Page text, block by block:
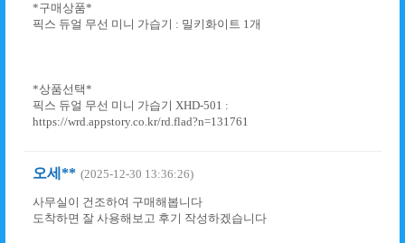
*구매상품*
픽스 듀얼 무선 미니 가습기 : 밀키화이트 1개
*상품선택*
픽스 듀얼 무선 미니 가습기 XHD-501 :
https://wrd.appstory.co.kr/rd.flad?n=131761
오세** (2025-12-30 13:36:26)
사무실이 건조하여 구매해봅니다
도착하면 잘 사용해보고 후기 작성하겠습니다